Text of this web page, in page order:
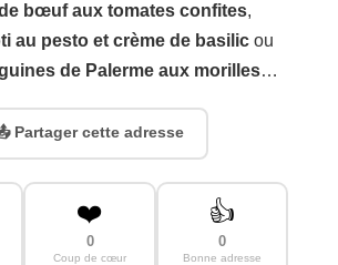
bœuf aux tomates confites,
au pesto et crème de basilicou
de Palerme aux morilles…
Partager cette adresse
❤️
0
Coup de cœur
👍
0
Bonne adresse